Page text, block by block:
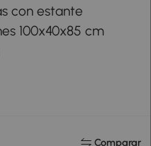
con estante
100x40x85 cm
Comparar